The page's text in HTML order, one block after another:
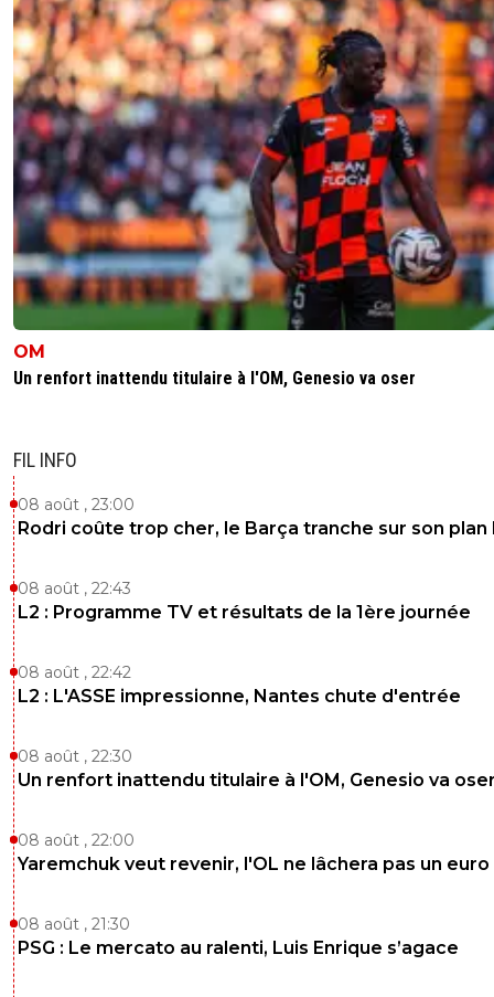
OM
Un renfort inattendu titulaire à l'OM, Genesio va oser
FIL INFO
08 août , 23:00
Rodri coûte trop cher, le Barça tranche sur son plan
08 août , 22:43
L2 : Programme TV et résultats de la 1ère journée
08 août , 22:42
L2 : L'ASSE impressionne, Nantes chute d'entrée
08 août , 22:30
Un renfort inattendu titulaire à l'OM, Genesio va
08 août , 22:00
Yaremchuk veut revenir, l'OL ne lâchera pas un euro
08 août , 21:30
PSG : Le mercato au ralenti, Luis Enrique s’agace